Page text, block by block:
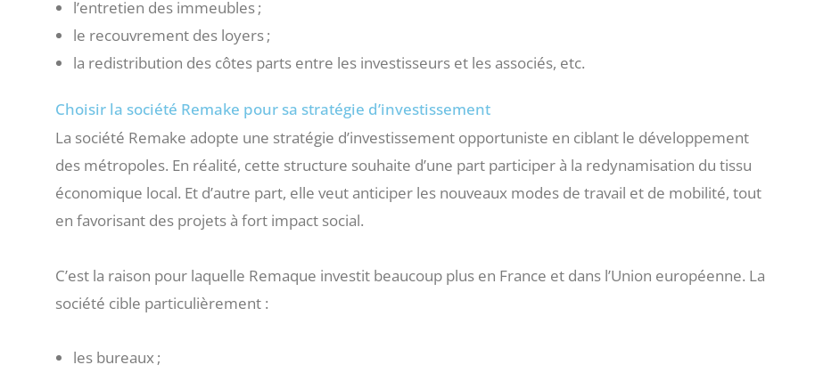
l’entretien des immeubles ;
le recouvrement des loyers ;
la redistribution des côtes parts entre les investisseurs et les associés, etc.
Choisir la société Remake pour sa stratégie d’investissement
La société Remake adopte une stratégie d’investissement opportuniste en ciblant le développement
des métropoles. En réalité, cette structure souhaite d’une part participer à la redynamisation du tissu
économique local. Et d’autre part, elle veut anticiper les nouveaux modes de travail et de mobilité, tout
en favorisant des projets à fort impact social.
C’est la raison pour laquelle Remaque investit beaucoup plus en France et dans l’Union européenne. La
société cible particulièrement :
les bureaux ;